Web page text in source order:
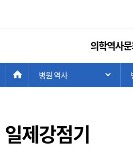
의학역사
HOME
병원 역사 주
일제강점기